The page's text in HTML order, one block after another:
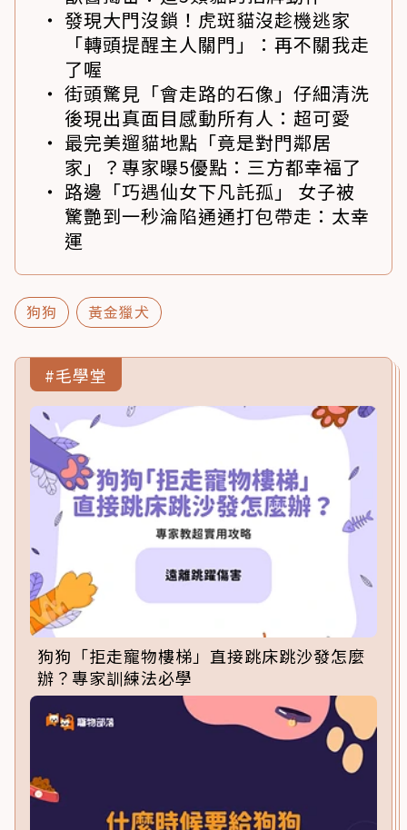
發現大門沒鎖！虎斑貓沒趁機逃家
「轉頭提醒主人關門」：再不關我走
了喔
街頭驚見「會走路的石像」仔細清洗
後現出真面目感動所有人：超可愛
最完美遛貓地點「竟是對門鄰居
家」？專家曝5優點：三方都幸福了
路邊「巧遇仙女下凡託孤」 女子被
驚艷到一秒淪陷通通打包帶走：太幸
運
狗狗 黃金獵犬
#毛學堂
狗狗「拒走寵物樓梯」直接跳床跳沙發怎麼
辦？專家訓練法必學